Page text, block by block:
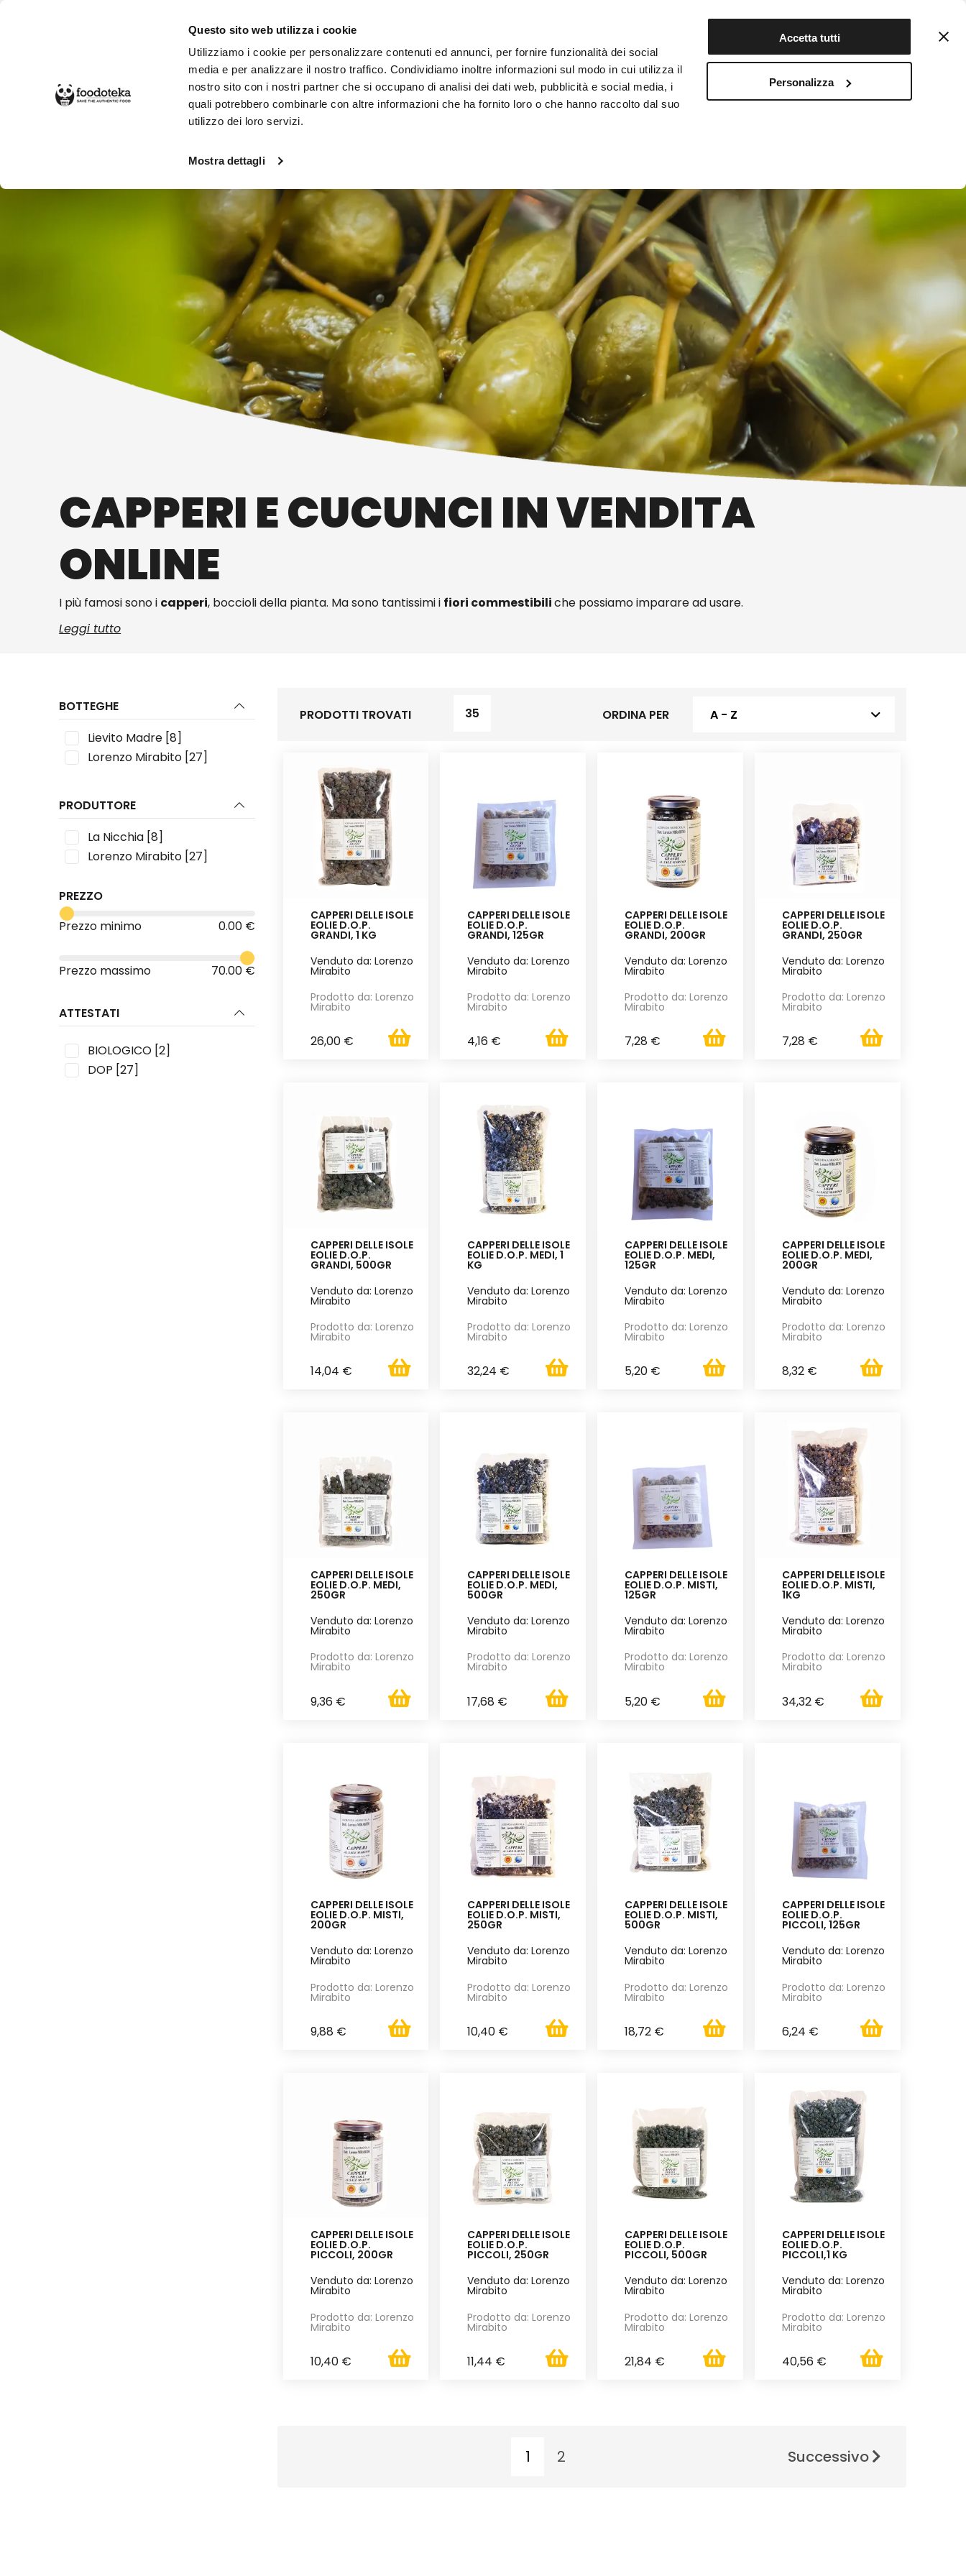
Questo sito web utilizza i cookie
Utilizziamo i cookie per personalizzare contenuti ed annunci, per fornire funzionalità dei social
media e per analizzare il nostro traffico. Condividiamo inoltre informazioni sul modo in cui utilizza il
nostro sito con i nostri partner che si occupano di analisi dei dati web, pubblicità e social media, i
quali potrebbero combinarle con altre informazioni che ha fornito loro o che hanno raccolto dal suo
utilizzo dei loro servizi.
Mostra dettagli
Accetta tutti
Personalizza
Registrati
SPESA ONLINE DA NON PERDERE LE BOTTEGHE INFOTEKA CIBO AUTENTICO
CAPPERI E CUCUNCI IN VENDITA
ONLINE
I più famosi sono i capperi, boccioli della pianta. Ma sono tantissimi i fiori commestibiliche possiamo imparare ad usare.
Leggi tutto
BOTTEGHE
Lievito Madre [8]
Lorenzo Mirabito [27]
PRODUTTORE
La Nicchia [8]
Lorenzo Mirabito [27]
PREZZO
Prezzo minimo
0.00 €
Prezzo massimo 70.00 €
ATTESTATI
BIOLOGICO [2]
DOP [27]
PRODOTTI TROVATI 35 ORDINA PER A - Z
CAPPERI DELLE ISOLE
EOLIE D.O.P.
GRANDI, 1 KG
Venduto da: Lorenzo
Mirabito
Prodotto da: Lorenzo
Mirabito
26,00 €
CAPPERI DELLE ISOLE
EOLIE D.O.P.
GRANDI, 125GR
Venduto da: Lorenzo
Mirabito
Prodotto da: Lorenzo
Mirabito
4,16 €
CAPPERI DELLE ISOLE
EOLIE D.O.P.
GRANDI, 200GR
Venduto da: Lorenzo
Mirabito
Prodotto da: Lorenzo
Mirabito
7,28 €
CAPPERI DELLE ISOLE
EOLIE D.O.P.
GRANDI, 250GR
Venduto da: Lorenzo
Mirabito
Prodotto da: Lorenzo
Mirabito
7,28 €
CAPPERI DELLE ISOLE
EOLIE D.O.P.
GRANDI, 500GR
Venduto da: Lorenzo
Mirabito
Prodotto da: Lorenzo
Mirabito
14,04 €
CAPPERI DELLE ISOLE
EOLIE D.O.P. MEDI, 1
KG
Venduto da: Lorenzo
Mirabito
Prodotto da: Lorenzo
Mirabito
32,24 €
CAPPERI DELLE ISOLE
EOLIE D.O.P. MEDI,
125GR
Venduto da: Lorenzo
Mirabito
Prodotto da: Lorenzo
Mirabito
5,20 €
CAPPERI DELLE ISOLE
EOLIE D.O.P. MEDI,
200GR
Venduto da: Lorenzo
Mirabito
Prodotto da: Lorenzo
Mirabito
8,32 €
CAPPERI DELLE ISOLE
EOLIE D.O.P. MEDI,
250GR
Venduto da: Lorenzo
Mirabito
Prodotto da: Lorenzo
Mirabito
9,36 €
CAPPERI DELLE ISOLE
EOLIE D.O.P. MEDI,
500GR
Venduto da: Lorenzo
Mirabito
Prodotto da: Lorenzo
Mirabito
17,68 €
CAPPERI DELLE ISOLE
EOLIE D.O.P. MISTI,
125GR
Venduto da: Lorenzo
Mirabito
Prodotto da: Lorenzo
Mirabito
5,20 €
CAPPERI DELLE ISOLE
EOLIE D.O.P. MISTI,
1KG
Venduto da: Lorenzo
Mirabito
Prodotto da: Lorenzo
Mirabito
34,32 €
CAPPERI DELLE ISOLE
EOLIE D.O.P. MISTI,
200GR
Venduto da: Lorenzo
Mirabito
Prodotto da: Lorenzo
Mirabito
9,88 €
CAPPERI DELLE ISOLE
EOLIE D.O.P. MISTI,
250GR
Venduto da: Lorenzo
Mirabito
Prodotto da: Lorenzo
Mirabito
10,40 €
CAPPERI DELLE ISOLE
EOLIE D.O.P. MISTI,
500GR
Venduto da: Lorenzo
Mirabito
Prodotto da: Lorenzo
Mirabito
18,72 €
CAPPERI DELLE ISOLE
EOLIE D.O.P.
PICCOLI, 125GR
Venduto da: Lorenzo
Mirabito
Prodotto da: Lorenzo
Mirabito
6,24 €
CAPPERI DELLE ISOLE
EOLIE D.O.P.
PICCOLI, 200GR
Venduto da: Lorenzo
Mirabito
Prodotto da: Lorenzo
Mirabito
10,40 €
CAPPERI DELLE ISOLE
EOLIE D.O.P.
PICCOLI, 250GR
Venduto da: Lorenzo
Mirabito
Prodotto da: Lorenzo
Mirabito
11,44 €
CAPPERI DELLE ISOLE
EOLIE D.O.P.
PICCOLI, 500GR
Venduto da: Lorenzo
Mirabito
Prodotto da: Lorenzo
Mirabito
21,84 €
CAPPERI DELLE ISOLE
EOLIE D.O.P.
PICCOLI,1 KG
Venduto da: Lorenzo
Mirabito
Prodotto da: Lorenzo
Mirabito
40,56 €
1 2 Successivo